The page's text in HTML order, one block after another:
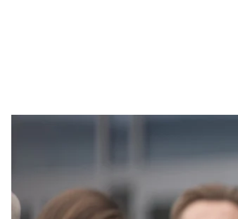
Маршалок Сейму Польщі Влодзімєж
поляками на Свентокшиському
до парламенту.
Про це вінрозповів
на своїй